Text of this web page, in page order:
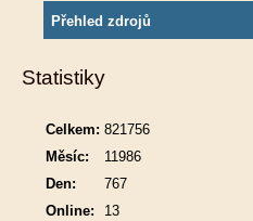
Přehled zdrojů
Statistiky
Online: 13
Celkem: 821756
Měsíc:
11986
Den:
767